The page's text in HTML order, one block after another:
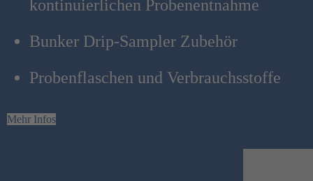
kontinuierlichen Probenentnahme
Bunker Drip-Sampler Zubehör
Probenflaschen und Verbrauchsstoffe
Mehr Infos